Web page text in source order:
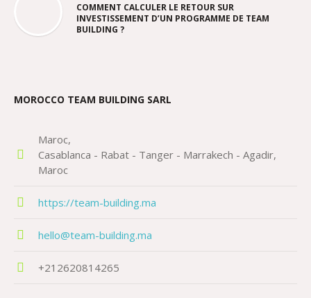
COMMENT CALCULER LE RETOUR SUR
INVESTISSEMENT D’UN PROGRAMME DE TEAM
BUILDING ?
MOROCCO TEAM BUILDING SARL
Maroc
Casablanca - Rabat - Tanger - Marrakech - Agadir
Maroc
https://team-building.ma
hello@team-building.ma
+212620814265